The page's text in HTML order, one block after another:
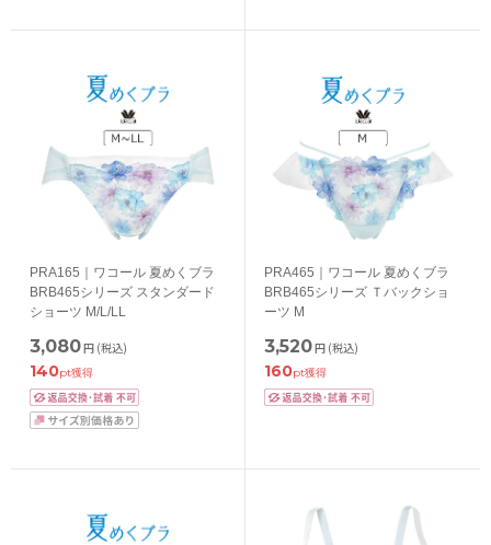
PRA165｜ワコール 夏めくブラ
BRB465シリーズ スタンダード
ショーツ M/L/LL
3,080円 (税込)
140pt獲得
PRA465｜ワコール 夏めくブラ
BRB465シリーズ Ｔバックショ
ーツ M
3,520円 (税込)
160pt獲得